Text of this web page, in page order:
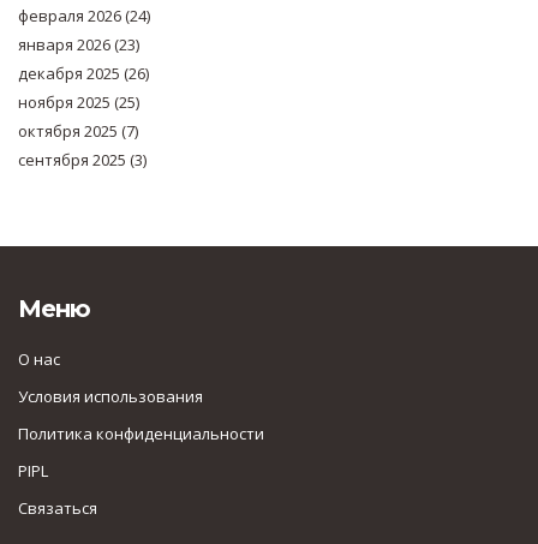
февраля 2026(24)
января 2026(23)
декабря 2025 (26)
ноября 2025 (25)
октября 2025 (7)
сентября 2025 (3)
Меню
О нас
Условия использования
Политика конфиденциальности
PIPL
Связаться